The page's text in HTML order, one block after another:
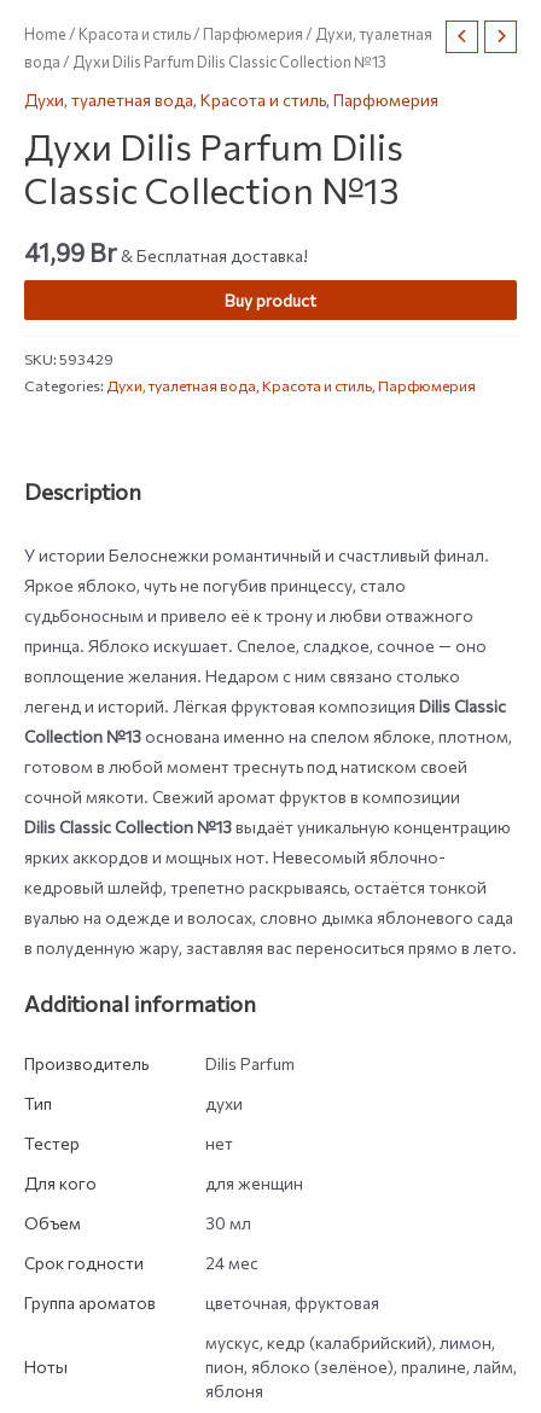
Home/ Красота и стиль/ Парфюмерия/ Духи, туалетная
вода/ Духи Dilis Parfum Dilis Classic Collection №13
Духи, туалетная вода, Красота и стиль, Парфюмерия
Духи Dilis Parfum Dilis
Classic Collection №13
41,99 Br& Бесплатная доставка!
Buy product
SKU:593429
Categories: Духи, туалетная вода,Красота и стиль,Парфюмерия
Description
У истории Белоснежки романтичный и счастливый финал.
Яркое яблоко, чуть не погубив принцессу, стало
судьбоносным и привело её к трону и любви отважного
принца. Яблоко искушает. Спелое, сладкое, сочное — оно
воплощение желания. Недаром с ним связано столько
легенд и историй. Лёгкая фруктовая композиция Dilis Classic
Collection №13основана именно на спелом яблоке, плотном,
готовом в любой момент треснуть под натиском своей
сочной мякоти. Свежий аромат фруктов в композиции
Dilis Classic Collection №13выдаёт уникальную концентрацию
ярких аккордов и мощных нот. Невесомый яблочно-
кедровый шлейф, трепетно раскрываясь, остаётся тонкой
вуалью на одежде и волосах, словно дымка яблоневого сада
в полуденную жару, заставляя вас переноситься прямо в лето.
Additional information
Производитель
Dilis Parfum
Тип
духи
Тестер
нет
Для кого
для женщин
Объем
30 мл
Срок годности
24 мес
Группа ароматов
цветочная, фруктовая
Ноты
мускус, кедр (калабрийский), лимон,
пион, яблоко (зелёное), пралине, лайм,
яблоня